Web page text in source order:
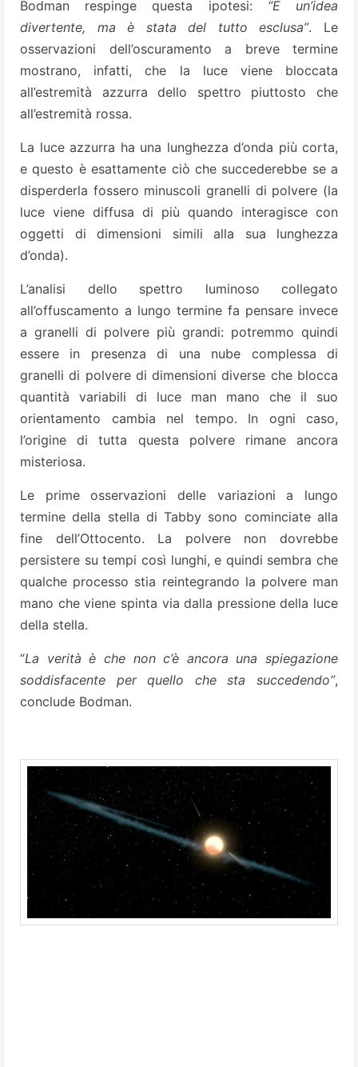
Bodman respinge questa ipotesi: “È un’idea
divertente, ma è stata del tutto esclusa”. Le
osservazioni dell’oscuramento a breve termine
mostrano, infatti, che la luce viene bloccata
all’estremità azzurra dello spettro piuttosto che
all’estremità rossa.
La luce azzurra ha una lunghezza d’onda più corta,
e questo è esattamente ciò che succederebbe se a
disperderla fossero minuscoli granelli di polvere (la
luce viene diffusa di più quando interagisce con
oggetti di dimensioni simili alla sua lunghezza
d’onda).
L’analisi dello spettro luminoso collegato
all’offuscamento a lungo termine fa pensare invece
a granelli di polvere più grandi: potremmo quindi
essere in presenza di una nube complessa di
granelli di polvere di dimensioni diverse che blocca
quantità variabili di luce man mano che il suo
orientamento cambia nel tempo. In ogni caso,
l’origine di tutta questa polvere rimane ancora
misteriosa.
Le prime osservazioni delle variazioni a lungo
termine della stella di Tabby sono cominciate alla
fine dell’Ottocento. La polvere non dovrebbe
persistere su tempi così lunghi, e quindi sembra che
qualche processo stia reintegrando la polvere man
mano che viene spinta via dalla pressione della luce
della stella.
“La verità è che non c’è ancora una spiegazione
soddisfacente per quello che sta succedendo”,
conclude Bodman.